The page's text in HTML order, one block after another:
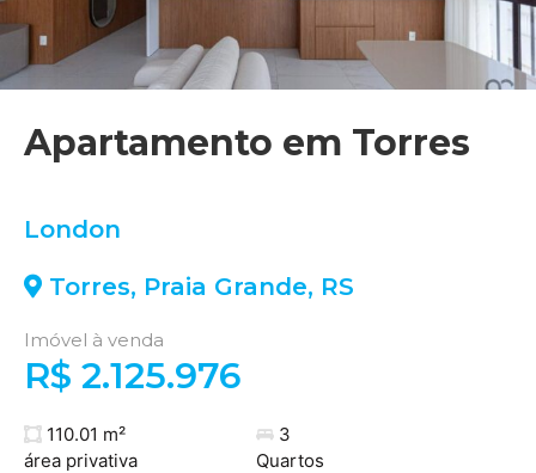
Apartamento em Torres
London
Torres, Praia Grande, RS
Imóvel à venda
R$ 2.125.976
110.01 m²
área privativa
3
Quartos